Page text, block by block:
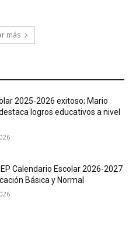
más
2025-2026 exitoso; Mario
logros educativos a nivel
Calendario Escolar 2026-2027
Básica y Normal